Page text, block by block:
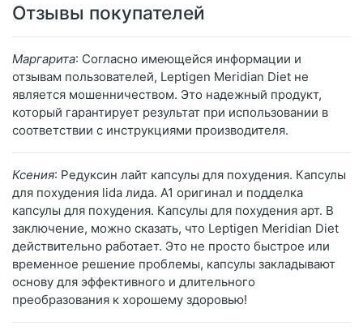
Отзывы покупателей
Маргарита: Согласно имеющейся информации и
отзывам пользователей, Leptigen Meridian Diеt не
является мошенничеством. Это надежный продукт,
который гарантирует результат при использовании в
соответствии с инструкциями производителя.
Ксения: Редуксин лайт капсулы для похудения. Капсулы
для похудения lida лида. А1 оригинал и подделка
капсулы для похудения. Капсулы для похудения арт. В
заключение, можно сказать, что Leptigen Meridian Diеt
действительно работает. Это не просто быстрое или
временное решение проблемы, капсулы закладывают
основу для эффективного и длительного
преобразования к хорошему здоровью!